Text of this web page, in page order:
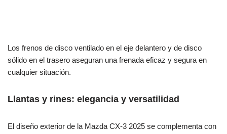
Los frenos de disco ventilado en el eje delantero y de disco
sólido en el trasero aseguran una frenada eficaz y segura en
cualquier situación.
Llantas y rines: elegancia y versatilidad
El diseño exterior de la Mazda CX-3 2025 se complementa con